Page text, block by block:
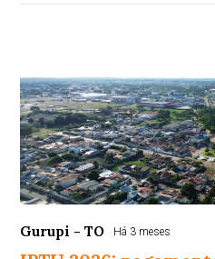
Gurupi - TO Há 3 meses